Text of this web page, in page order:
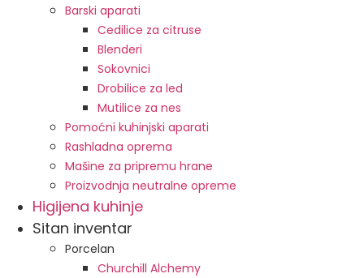
Barski aparati
Cedilice za citruse
Blenderi
Sokovnici
Drobilice za led
Mutilice za nes
Pomoćni kuhinjski aparati
Rashladna oprema
Mašine za pripremu hrane
Proizvodnja neutralne opreme
Higijena kuhinje
Sitan inventar
Porcelan
Churchill Alchemy